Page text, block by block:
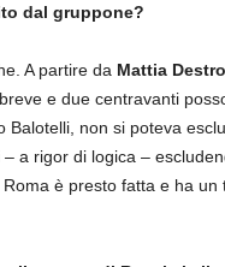
dal gruppone?
A partire da Mattia Destro
e due centravanti
Balotelli, non si poteva
a rigor di logica –
è presto fatta e ha un